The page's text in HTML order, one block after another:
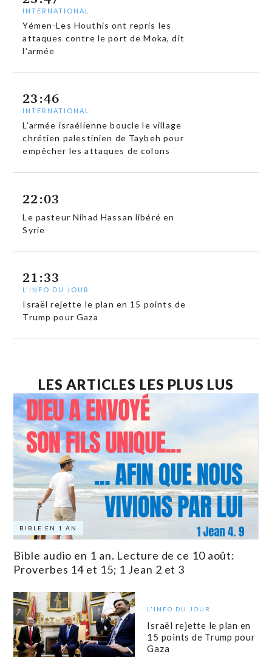
INTERNATIONAL
Yémen-Les Houthis ont repris les
attaques contre le port de Moka, dit
l’armée
23:46
INTERNATIONAL
L’armée israélienne boucle le village
chrétien palestinien de Taybeh pour
empêcher les attaques de colons
22:03
Le pasteur Nihad Hassan libéré en
Syrie
21:33
L'INFO DU JOUR
Israël rejette le plan en 15 points de
Trump pour Gaza
LES ARTICLES LES PLUS LUS
BIBLE EN 1 AN
Bible audio en 1 an. Lecture de ce 10 août:
Proverbes 14 et 15; 1 Jean 2 et 3
L'INFO DU JOUR
Israël rejette le plan en
15 points de Trump pour
Gaza